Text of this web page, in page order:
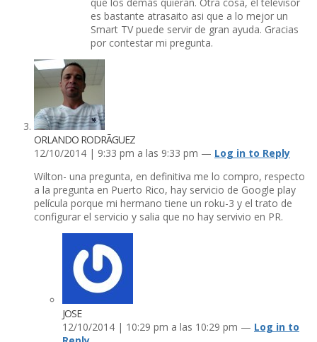
es bastante atrasaito asi que a lo mejor un
Smart TV puede servir de gran ayuda. Gracias
por contestar mi pregunta.
ORLANDO RODRÃ­GUEZ
12/10/2014 | 9:33 pm a las 9:33 pm — Log in to Reply
Wilton- una pregunta, en definitiva me lo compro, respecto
a la pregunta en Puerto Rico, hay servicio de Google play
pelí­cula porque mi hermano tiene un roku-3 y el trato de
configurar el servicio y salia que no hay servivio en PR.
JOSE
12/10/2014 | 10:29 pm a las 10:29 pm — Log in to